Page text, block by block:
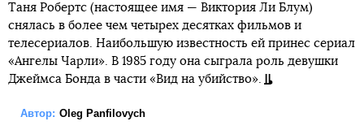
Таня Робертс (настоящее имя — Виктория Ли Блум)
снялась в более чем четырех десятках фильмов и
телесериалов. Наибольшую известность ей принес сериал
«Ангелы Чарли». В 1985 году она сыграла роль девушки
Джеймса Бонда в части «Вид на убийство».
Автор: Oleg Panfilovych